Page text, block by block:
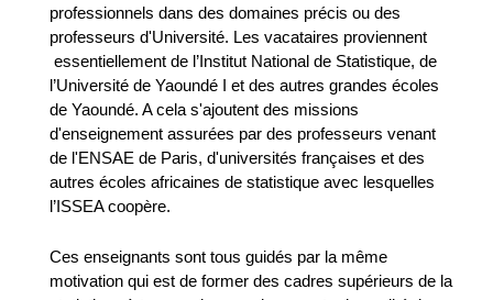
professionnels dans des domaines précis ou des
professeurs d'Université. Les vacataires proviennent
essentiellement de l’Institut National de Statistique, de
l’Université de Yaoundé I et des autres grandes écoles
de Yaoundé. A cela s'ajoutent des missions
d'enseignement assurées par des professeurs venant
de l'ENSAE de Paris, d'universités françaises et des
autres écoles africaines de statistique avec lesquelles
l’ISSEA coopère.
Ces enseignants sont tous guidés par la même
motivation qui est de former des cadres supérieurs de la